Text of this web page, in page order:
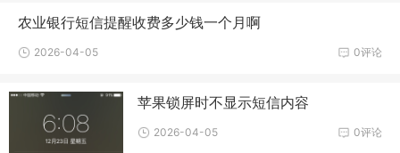
农业银行短信提醒收费多少钱一个月啊
0评论
2026-04-05
苹果锁屏时不显示短信内容
0评论
2026-04-05